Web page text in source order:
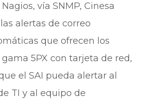
vía SNMP, Cinesa
alertas de correo
que ofrecen los
5PX con tarjeta de red,
el SAI pueda alertar al
TI y al equipo de